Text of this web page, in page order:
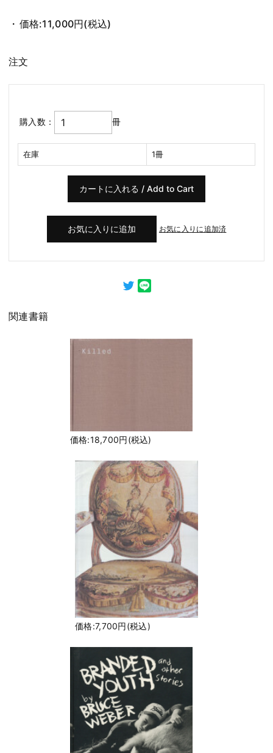
価格:11,000円(税込)
注文
購入数： 冊
在庫 1冊
お気に入りに追加済
関連書籍
価格:18,700円(税込)
価格:7,700円(税込)